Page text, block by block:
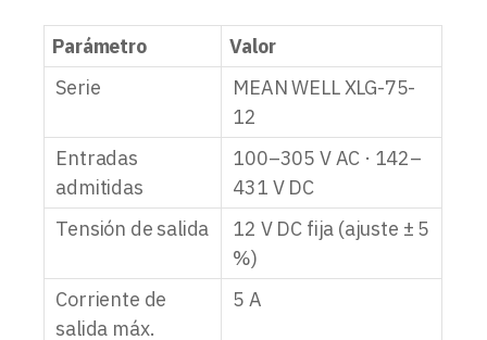
Parámetro
Valor
Serie
MEAN WELL XLG-75-
12
Entradas
admitidas
100–305 V AC · 142–
431 V DC
Tensión de salida
12 V DC fija (ajuste ± 5
%)
Corriente de
salida máx.
5 A